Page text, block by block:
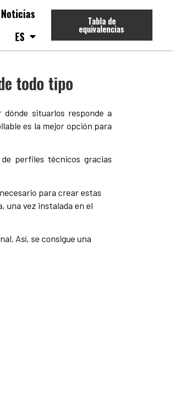
Noticias
ES
Tabla de
equivalencias
todo tipo
situarlos responde a
es la mejor opción para
perfiles técnicos gracias
para crear estas
una vez instalada en el
Así, se consigue una